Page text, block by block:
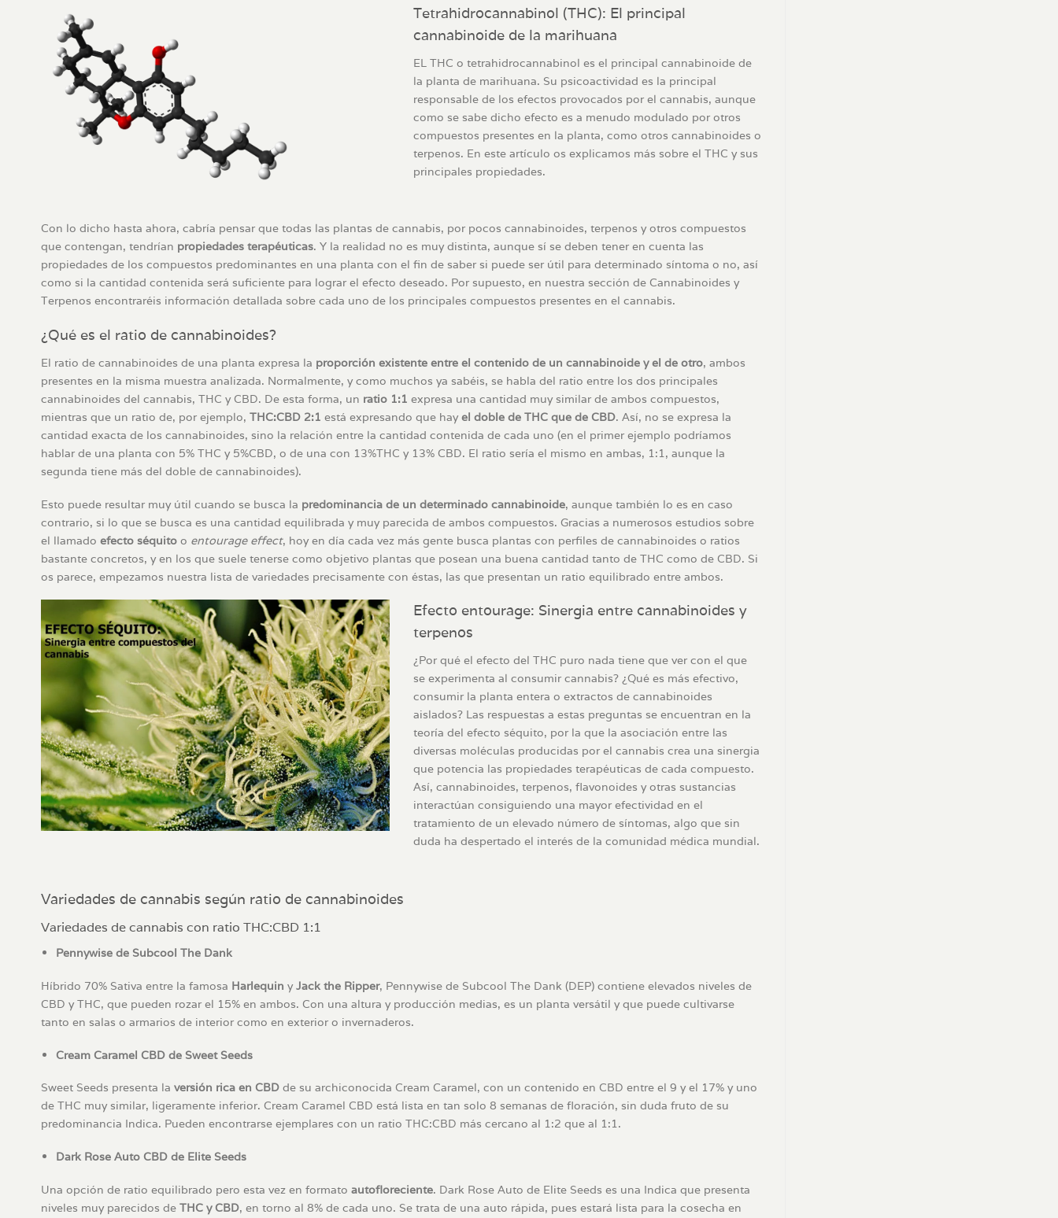
Tetrahidrocannabinol (THC): El principal
cannabinoide de la marihuana
EL THC o tetrahidrocannabinol es el principal cannabinoide de
la planta de marihuana. Su psicoactividad es la principal
responsable de los efectos provocados por el cannabis, aunque
como se sabe dicho efecto es a menudo modulado por otros
compuestos presentes en la planta, como otros cannabinoides o
terpenos. En este artículo os explicamos más sobre el THC y sus
principales propiedades.
Con lo dicho hasta ahora, cabría pensar que todas las plantas de cannabis, por pocos cannabinoides, terpenos y otros compuestos
que contengan, tendrían propiedades terapéuticas. Y la realidad no es muy distinta, aunque sí se deben tener en cuenta las
propiedades de los compuestos predominantes en una planta con el fin de saber si puede ser útil para determinado síntoma o no, así
como si la cantidad contenida será suficiente para lograr el efecto deseado. Por supuesto, en nuestra sección de Cannabinoides y
Terpenos encontraréis información detallada sobre cada uno de los principales compuestos presentes en el cannabis.
¿Qué es el ratio de cannabinoides?
El ratio de cannabinoides de una planta expresa la proporción existente entre el contenido de un cannabinoide y el de otro, ambos
presentes en la misma muestra analizada. Normalmente, y como muchos ya sabéis, se habla del ratio entre los dos principales
cannabinoides del cannabis, THC y CBD. De esta forma, un ratio 1:1 expresa una cantidad muy similar de ambos compuestos,
mientras que un ratio de, por ejemplo, THC:CBD 2:1 está expresando que hayel doble de THC que de CBD. Así, no se expresa la
cantidad exacta de los cannabinoides, sino la relación entre la cantidad contenida de cada uno (en el primer ejemplo podríamos
hablar de una planta con 5% THC y 5%CBD, o de una con 13%THC y 13% CBD. El ratio sería el mismo en ambas, 1:1, aunque la
segunda tiene más del doble de cannabinoides).
Esto puede resultar muy útil cuando se busca la predominancia de un determinado cannabinoide, aunque también lo es en caso
contrario, si lo que se busca es una cantidad equilibrada y muy parecida de ambos compuestos. Gracias a numerosos estudios sobre
el llamado efecto séquito o entourage effect, hoy en día cada vez más gente busca plantas con perfiles de cannabinoides o ratios
bastante concretos, y en los que suele tenerse como objetivo plantas que posean una buena cantidad tanto de THC como de CBD. Si
os parece, empezamos nuestra lista de variedades precisamente con éstas, las que presentan un ratio equilibrado entre ambos.
Efecto entourage: Sinergia entre cannabinoides y
terpenos
¿Por qué el efecto del THC puro nada tiene que ver con el que
se experimenta al consumir cannabis? ¿Qué es más efectivo,
consumir la planta entera o extractos de cannabinoides
aislados? Las respuestas a estas preguntas se encuentran en la
teoría del efecto séquito, por la que la asociación entre las
diversas moléculas producidas por el cannabis crea una sinergia
que potencia las propiedades terapéuticas de cada compuesto.
Así, cannabinoides, terpenos, flavonoides y otras sustancias
interactúan consiguiendo una mayor efectividad en el
tratamiento de un elevado número de síntomas, algo que sin
duda ha despertado el interés de la comunidad médica mundial.
Variedades de cannabis según ratio de cannabinoides
Variedades de cannabis con ratio THC:CBD 1:1
Pennywise de Subcool The Dank
Híbrido 70% Sativa entre la famosa Harlequin yJack the Ripper, Pennywise de Subcool The Dank (DEP) contiene elevados niveles de
CBD y THC, que pueden rozar el 15% en ambos. Con una altura y producción medias, es un planta versátil y que puede cultivarse
tanto en salas o armarios de interior como en exterior o invernaderos.
Cream Caramel CBD de Sweet Seeds
Sweet Seeds presenta la versión rica en CBD de su archiconocida Cream Caramel, con un contenido en CBD entre el 9 y el 17% y uno
de THC muy similar, ligeramente inferior. Cream Caramel CBD está lista en tan solo 8 semanas de floración, sin duda fruto de su
predominancia Indica. Pueden encontrarse ejemplares con un ratio THC:CBD más cercano al 1:2 que al 1:1.
Dark Rose Auto CBD de Elite Seeds
Una opción de ratio equilibrado pero esta vez en formato autofloreciente. Dark Rose Auto de Elite Seeds es una Indica que presenta
niveles muy parecidos de THC y CBD, en torno al 8% de cada uno. Se trata de una auto rápida, pues estará lista para la cosecha en